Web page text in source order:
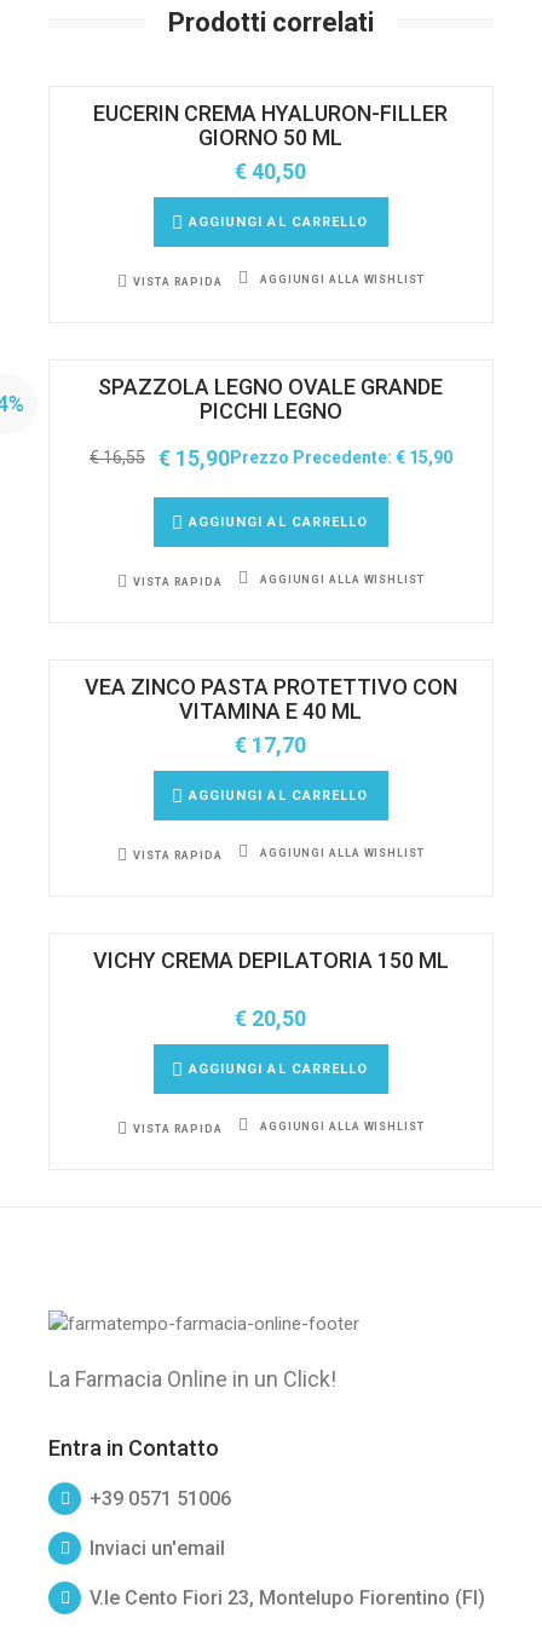
Prodotti correlati
EUCERIN CREMA HYALURON-FILLER
GIORNO 50 ML
€40,50
AGGIUNGI AL CARRELLO
VISTA RAPIDA AGGIUNGI ALLA WISHLIST
SPAZZOLA LEGNO OVALE GRANDE
PICCHI LEGNO
€16,55 €15,90Prezzo Precedente: €15,90
AGGIUNGI AL CARRELLO
VISTA RAPIDA AGGIUNGI ALLA WISHLIST
VEA ZINCO PASTA PROTETTIVO CON
VITAMINA E 40 ML
€ 17,70
AGGIUNGI AL CARRELLO
VISTA RAPIDA AGGIUNGI ALLA WISHLIST
VICHY CREMA DEPILATORIA 150 ML
€ 20,50
AGGIUNGI AL CARRELLO
VISTA RAPIDA AGGIUNGI ALLA WISHLIST
La Farmacia Online in un Click!
Entra in Contatto
+39 0571 51006
Inviaci un'email
V.le Cento Fiori 23, Montelupo Fiorentino (FI)